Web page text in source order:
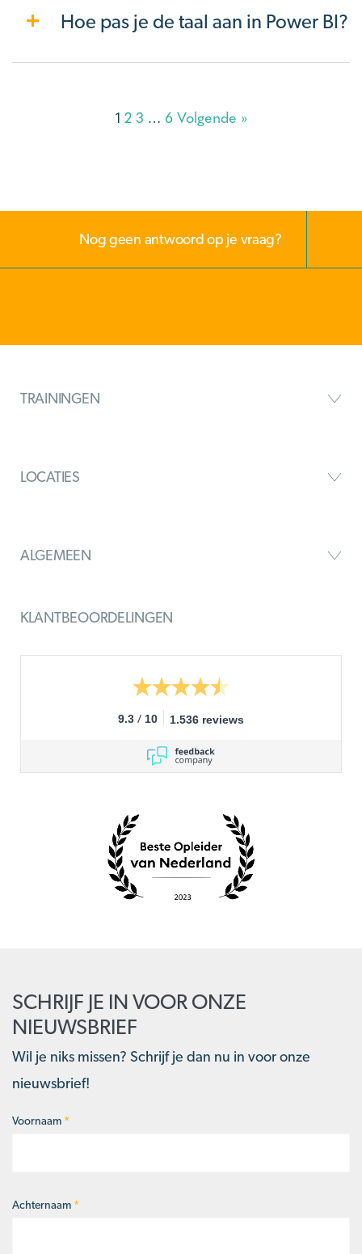
Hoe pas je de taal aan in Power BI?
1 2 3 … 6 Volgende »
Nog geen antwoord op je vraag?
TRAININGEN
LOCATIES
ALGEMEEN
KLANTBEOORDELINGEN
9.3 / 10 1.536 reviews
SCHRIJF JE IN VOOR ONZE
NIEUWSBRIEF
Wil je niks missen? Schrijf je dan nu in voor onze
nieuwsbrief!
Naam*
Voornaam *
Achternaam *